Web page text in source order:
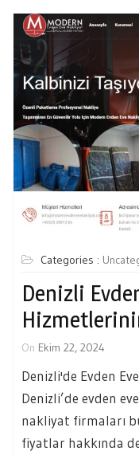
Categories :
Denizli
On Ekim 22, 2024
Denizli'de Evden
Denizli’de evden
nakliyat firmaları
fiyatlar hakkında